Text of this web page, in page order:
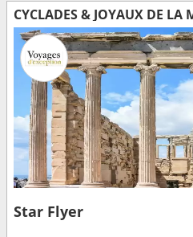
CYCLADES & JOYAUX DE LA
Star Flyer